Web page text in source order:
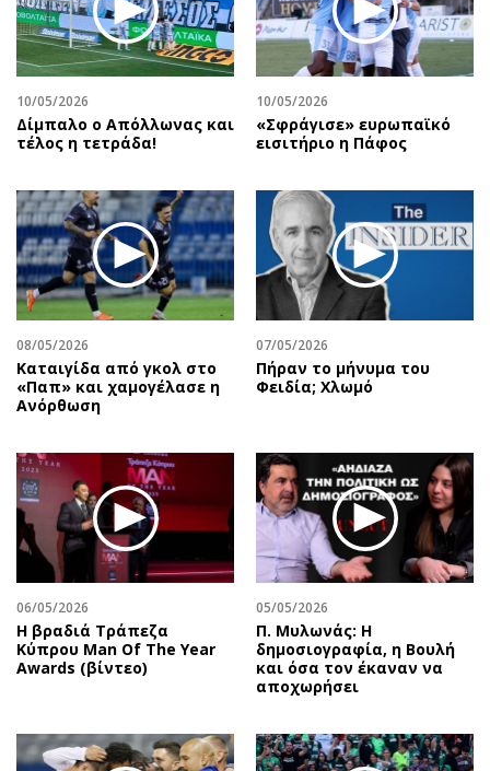
10/05/2026
Δίμπαλο ο Απόλλωνας και
τέλος η τετράδα!
10/05/2026
«Σφράγισε» ευρωπαϊκό
εισιτήριο η Πάφος
08/05/2026
Καταιγίδα από γκολ στο
«Παπ» και χαμογέλασε η
Ανόρθωση
07/05/2026
Πήραν το μήνυμα του
Φειδία; Χλωμό
06/05/2026
Η βραδιά Τράπεζα
Κύπρου Man Of The Year
Awards (βίντεο)
05/05/2026
Π. Μυλωνάς: Η
δημοσιογραφία, η Βουλή
και όσα τον έκαναν να
αποχωρήσει